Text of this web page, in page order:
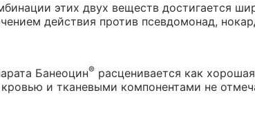
этих двух веществ достигается
действия против псевдомонад,
Банеоцин® расценивается как
и тканевыми компонентами не